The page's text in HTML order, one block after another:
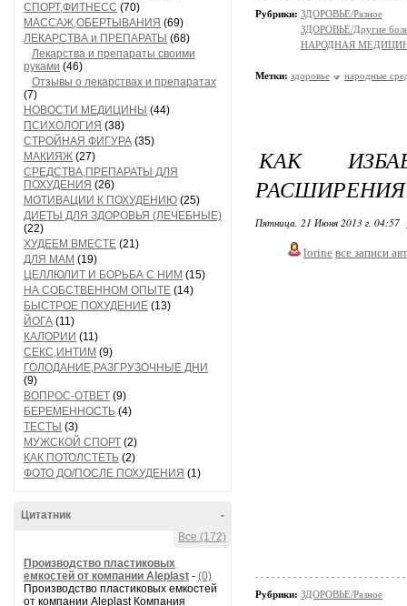
СПОРТ,ФИТНЕСС (70)
МАССАЖ,ОБЕРТЫВАНИЯ (69)
ЛЕКАРСТВА и ПРЕПАРАТЫ (68)
Лекарства и препараты своими
руками (46)
Отзывы о лекарствах и препаратах
(7)
НОВОСТИ МЕДИЦИНЫ (44)
ПСИХОЛОГИЯ (38)
СТРОЙНАЯ ФИГУРА (35)
МАКИЯЖ (27)
СРЕДСТВА,ПРЕПАРАТЫ ДЛЯ
ПОХУДЕНИЯ (26)
МОТИВАЦИИ К ПОХУДЕНИЮ (25)
ДИЕТЫ ДЛЯ ЗДОРОВЬЯ (ЛЕЧЕБНЫЕ)
(22)
ХУДЕЕМ ВМЕСТЕ (21)
ДЛЯ МАМ (19)
ЦЕЛЛЮЛИТ И БОРЬБА С НИМ (15)
НА СОБСТВЕННОМ ОПЫТЕ (14)
БЫСТРОЕ ПОХУДЕНИЕ (13)
ЙОГА (11)
КАЛОРИИ (11)
СЕКС,ИНТИМ (9)
ГОЛОДАНИЕ,РАЗГРУЗОЧНЫЕ ДНИ
(9)
ВОПРОС-ОТВЕТ (9)
БЕРЕМЕННОСТЬ (4)
ТЕСТЫ (3)
МУЖСКОЙ СПОРТ (2)
КАК ПОТОЛСТЕТЬ (2)
ФОТО ДО/ПОСЛЕ ПОХУДЕНИЯ (1)
-
Цитатник
Все (172)
Производство пластиковых
емкостей от компании Aleplast - (0)
Производство пластиковых емкостей
от компании Aleplast Компания
Рубрики: ЗДОРОВЬЕ/Разное
ЗДОРОВЬЕ/Другие
НАРОДНАЯ
Метки: здоровье народные
КАК
РАСШИРЕНИЯ
Пятница, 21 Июня 2013 г. 04:57
lorine все записи
Рубрики: ЗДОРОВЬЕ/Разное